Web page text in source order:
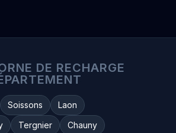
DE RECHARGE
Soissons
Laon
Tergnier
Chauny